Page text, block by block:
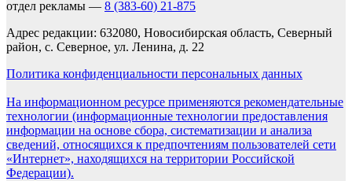
отдел рекламы — 8 (383-60) 21-875
Адрес редакции: 632080, Новосибирская область, Северный
район, с. Северное, ул. Ленина, д. 22
Политика конфиденциальности персональных данных
На информационном ресурсе применяются рекомендательные
технологии (информационные технологии предоставления
информации на основе сбора, систематизации и анализа
сведений, относящихся к предпочтениям пользователей сети
«Интернет», находящихся на территории Российской
Федерации).